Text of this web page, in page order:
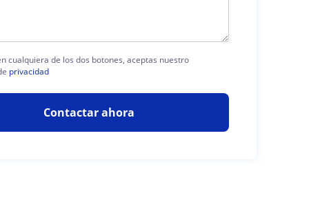
cualquiera de los dos botones, aceptas nuestro
privacidad
Contactar ahora